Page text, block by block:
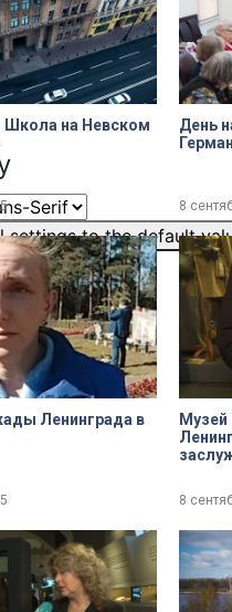
settings to the default
на Невском
День
8
Ленинграда в
8